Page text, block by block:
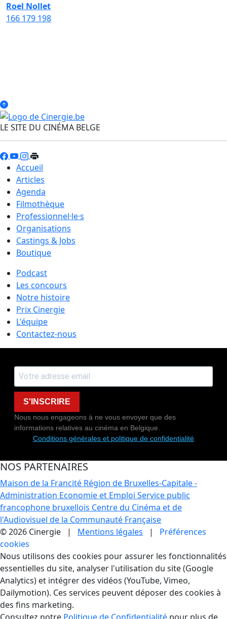
Roel Nollet
166 179 198
LE SITE DU CINÉMA BELGE
Accueil
Articles
Agenda
Filmothèque
Professionnel·le·s
Organisations
Castings & Jobs
Boutique
Podcast
Les concours
Notre histoire
Prix Cinergie
L'équipe
Contactez-nous
S'INSCRIRE
Nous nous engageons à ne vous envoyer que des
informations relatives au cinéma en Belgique.
Conditions générales et politique de confidentialité
NOS PARTENAIRES
Maison de la Francité Région de Bruxelles-Capitale -
Administration Economie et Emploi Service public
francophone bruxellois Centre du Cinéma et de
l'Audiovisuel de la Communauté Française
© 2026 Cinergie | Mentions légales | Préférences
cookies
Gestion des Cookies
Nous utilisons des cookies pour assurer les fonctionnalités
essentielles du site, analyser l'utilisation du site (Google
Analytics) et intégrer des vidéos (YouTube, Vimeo,
Dailymotion). Ces services peuvent déposer des cookies à
des fins marketing.